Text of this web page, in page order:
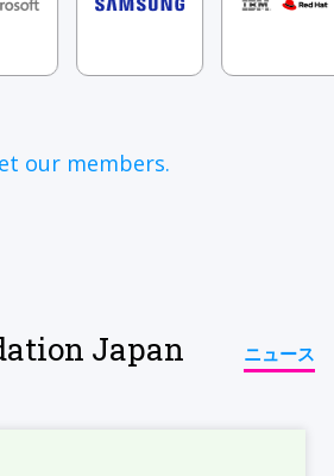
our members.
Japan
ニュース